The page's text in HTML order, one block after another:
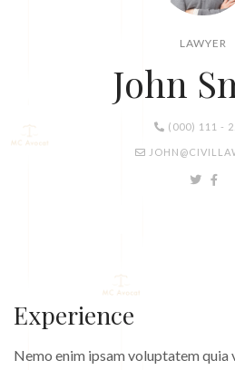
LAWYER
John
(000) 111 -
Experience
Nemo enim ipsam voluptatem